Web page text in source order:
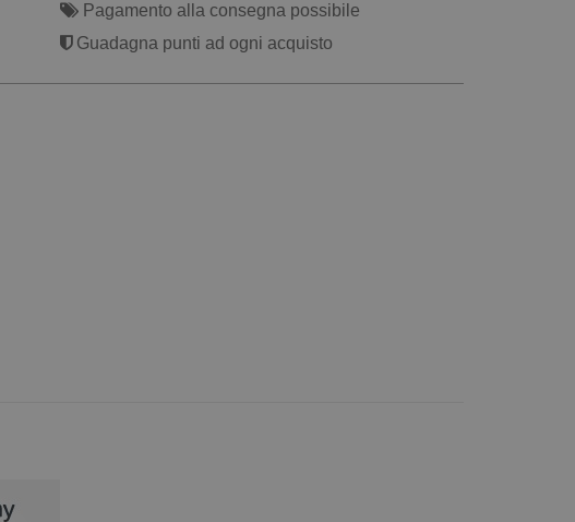
Pagamento alla consegna possibile
Guadagna punti ad ogni acquisto